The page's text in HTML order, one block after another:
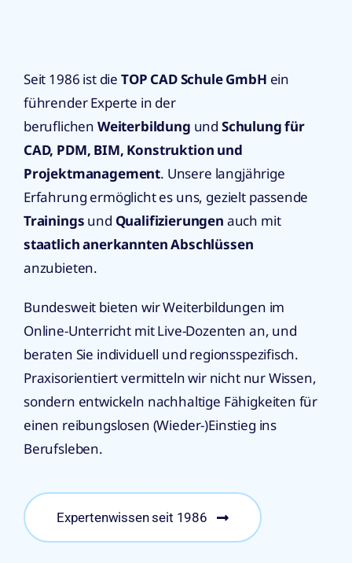
Seit 1986 ist die TOP CAD Schule GmbH ein
führender Experte in der
beruflichen Weiterbildung und Schulung für
CAD, PDM, BIM, Konstruktion und
Projektmanagement. Unsere langjährige
Erfahrung ermöglicht es uns, gezielt passende
Trainings und Qualifizierungen auch mit
staatlich anerkannten Abschlüssen
anzubieten.
Bundesweit bieten wir Weiterbildungen im
Online-Unterricht mit Live-Dozenten an, und
beraten Sie individuell und regionsspezifisch.
Praxisorientiert vermitteln wir nicht nur Wissen,
sondern entwickeln nachhaltige Fähigkeiten für
einen reibungslosen (Wieder-)Einstieg ins
Berufsleben.
Expertenwissen seit 1986